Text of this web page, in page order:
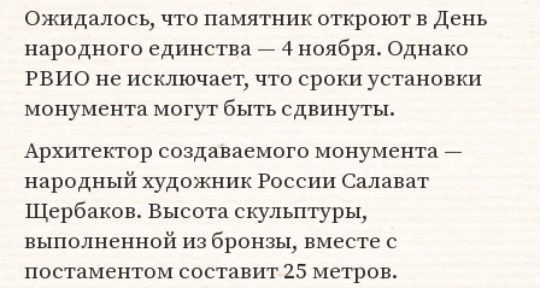
Ожидалось, что памятник откроют в День
народного единства — 4 ноября. Однако
РВИО не исключает, что сроки установки
монумента могут быть сдвинуты.
Архитектор создаваемого монумента —
народный художник России Салават
Щербаков. Высота скульптуры,
выполненной из бронзы, вместе с
постаментом составит 25 метров.